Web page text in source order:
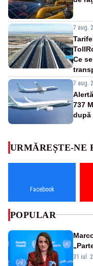
7 aug.
Ce
7 aug.
737
după
URMĂREȘTE-NE
Facebook
POPULAR
și
31 iul.